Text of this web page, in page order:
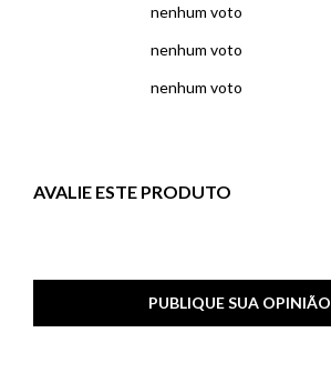
nenhum voto
nenhum voto
nenhum voto
AVALIE ESTE PRODUTO
PUBLIQUE SUA OPINIÃO